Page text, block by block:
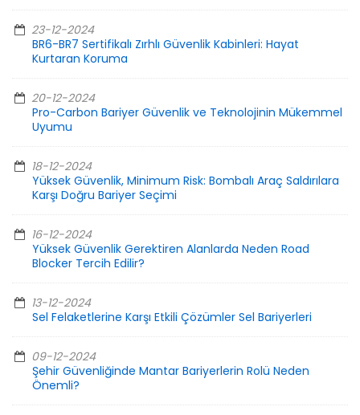
23-12-2024
BR6-BR7 Sertifikalı Zırhlı Güvenlik Kabinleri: Hayat
Kurtaran Koruma
20-12-2024
Pro-Carbon Bariyer Güvenlik ve Teknolojinin Mükemmel
Uyumu
18-12-2024
Yüksek Güvenlik, Minimum Risk: Bombalı Araç Saldırılara
Karşı Doğru Bariyer Seçimi
16-12-2024
Yüksek Güvenlik Gerektiren Alanlarda Neden Road
Blocker Tercih Edilir?
13-12-2024
Sel Felaketlerine Karşı Etkili Çözümler Sel Bariyerleri
09-12-2024
Şehir Güvenliğinde Mantar Bariyerlerin Rolü Neden
Önemli?